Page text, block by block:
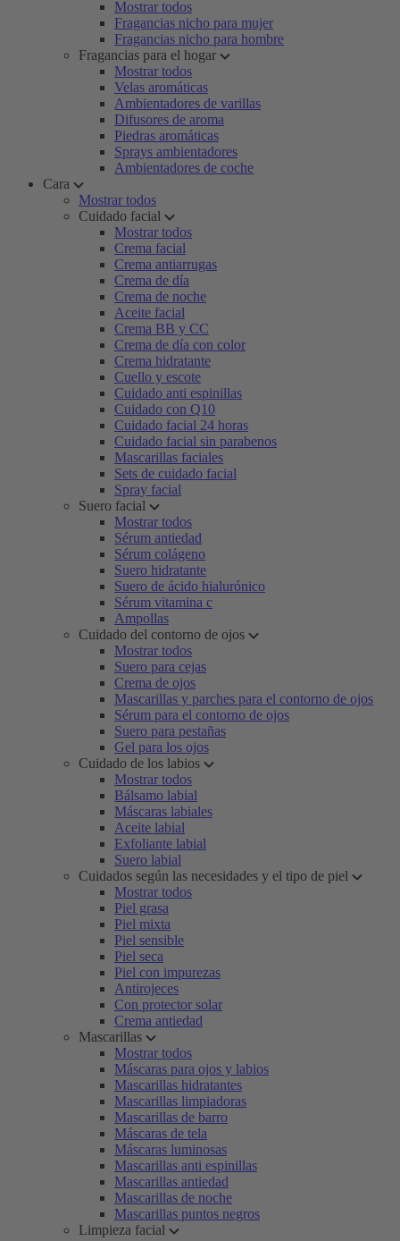
Mostrar todos
Fragancias nicho para mujer
Fragancias nicho para hombre
Fragancias para el hogar
Mostrar todos
Velas aromáticas
Ambientadores de varillas
Difusores de aroma
Piedras aromáticas
Sprays ambientadores
Ambientadores de coche
Cara
Mostrar todos
Cuidado facial
Mostrar todos
Crema facial
Crema antiarrugas
Crema de día
Crema de noche
Aceite facial
Crema BB y CC
Crema de día con color
Crema hidratante
Cuello y escote
Cuidado anti espinillas
Cuidado con Q10
Cuidado facial 24 horas
Cuidado facial sin parabenos
Mascarillas faciales
Sets de cuidado facial
Spray facial
Suero facial
Mostrar todos
Sérum antiedad
Sérum colágeno
Suero hidratante
Suero de ácido hialurónico
Sérum vitamina c
Ampollas
Cuidado del contorno de ojos
Mostrar todos
Suero para cejas
Crema de ojos
Mascarillas y parches para el contorno de ojos
Sérum para el contorno de ojos
Suero para pestañas
Gel para los ojos
Cuidado de los labios
Mostrar todos
Bálsamo labial
Máscaras labiales
Aceite labial
Exfoliante labial
Suero labial
Cuidados según las necesidades y el tipo de piel
Mostrar todos
Piel grasa
Piel mixta
Piel sensible
Piel seca
Piel con impurezas
Antirojeces
Con protector solar
Crema antiedad
Mascarillas
Mostrar todos
Máscaras para ojos y labios
Mascarillas hidratantes
Mascarillas limpiadoras
Mascarillas de barro
Máscaras de tela
Máscaras luminosas
Mascarillas anti espinillas
Mascarillas antiedad
Mascarillas de noche
Mascarillas puntos negros
Limpieza facial